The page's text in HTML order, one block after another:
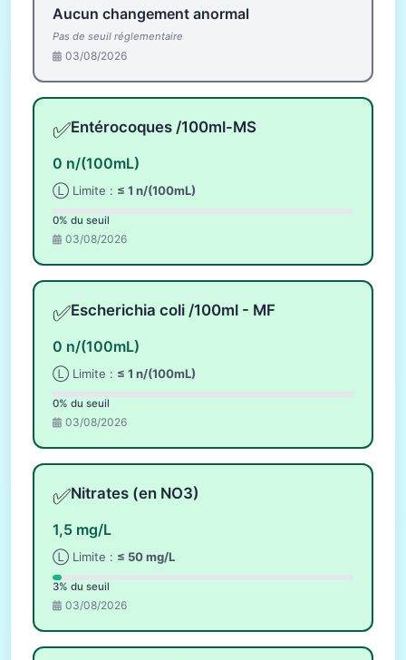
Aucun changement anormal
Pas de seuil réglementaire
03/08/2026
✅Entérocoques /100ml-MS
0 n/(100mL)
Ⓛ Limite : ≤ 1 n/(100mL)
0% du seuil
03/08/2026
✅Escherichia coli /100ml - MF
0 n/(100mL)
Ⓛ Limite : ≤ 1 n/(100mL)
0% du seuil
03/08/2026
✅Nitrates (en NO3)
1,5 mg/L
Ⓛ Limite : ≤ 50 mg/L
3% du seuil
03/08/2026